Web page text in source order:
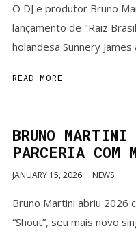
O DJ e produtor Bruno
lançamento de "Raiz
holandesa Sunnery James
READ MORE
BRUNO MARTINI
PARCERIA COM
JANUARY 15, 2026 NEWS
Bruno Martini abriu 2026
“Shout”, seu mais novo